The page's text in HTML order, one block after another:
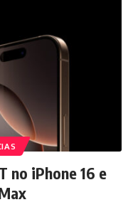
no iPhone 16 e